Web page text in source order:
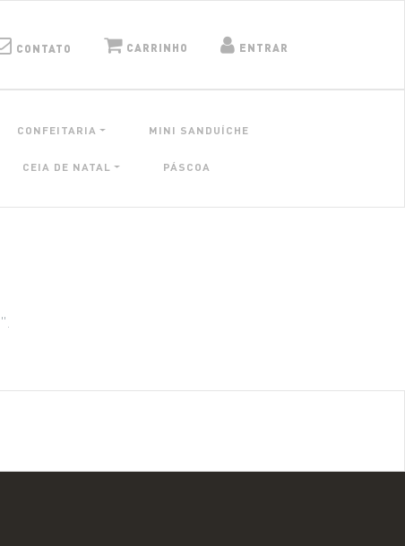
CONTATO CARRINHO ENTRAR
CONFEITARIA MINI SANDUÍCHE
CEIA DE NATAL PÁSCOA
".